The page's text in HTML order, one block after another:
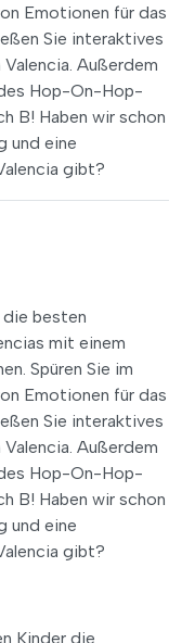
Emotionen für das
Sie interaktives
Außerdem
Hop-On-Hop-
B! Haben wir schon
und eine
gibt?
die besten
mit einem
Spüren Sie im
Emotionen für das
Sie interaktives
Außerdem
Hop-On-Hop-
B! Haben wir schon
und eine
gibt?
Kinder die